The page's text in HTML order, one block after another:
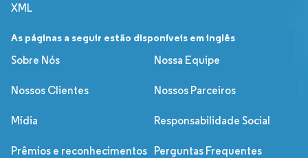
XML
As páginas a seguir estão disponíveis em inglês
Sobre Nós
Nossa Equipe
Nossos Clientes Nossos Parceiros
Mídia Responsabilidade Social
Prêmios e reconhecimentos Perguntas Frequentes